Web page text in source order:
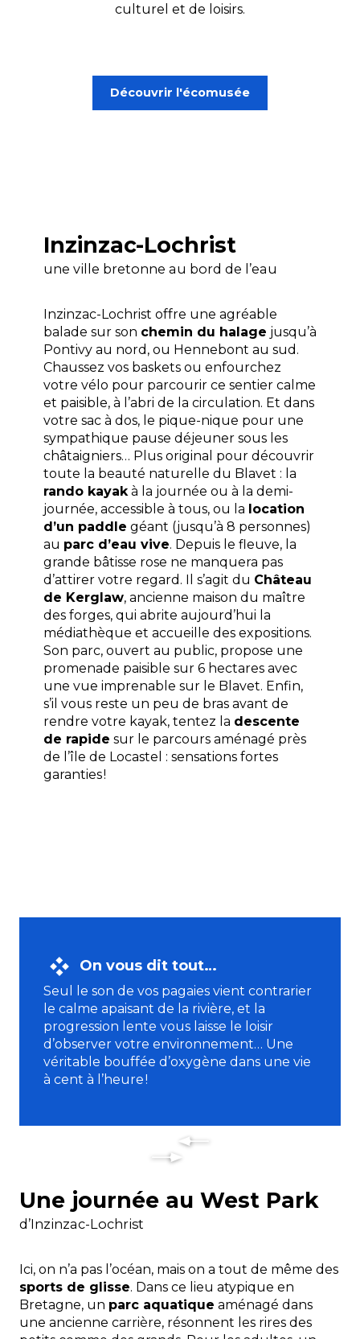
culturel et de loisirs.
Découvrir l'écomusée
Inzinzac-Lochrist
une ville bretonne au bord de l’eau
Inzinzac-Lochrist offre une agréable
balade sur son chemin du halage jusqu’à
Pontivy au nord, ou Hennebont au sud.
Chaussez vos baskets ou enfourchez
votre vélo pour parcourir ce sentier calme
et paisible, à l’abri de la circulation. Et dans
votre sac à dos, le pique-nique pour une
sympathique pause déjeuner sous les
châtaigniers… Plus original pour découvrir
toute la beauté naturelle du Blavet : la
rando kayak à la journée ou à la demi-
journée, accessible à tous, ou la location
d’un paddle géant (jusqu’à 8 personnes)
au parc d’eau vive. Depuis le fleuve, la
grande bâtisse rose ne manquera pas
d’attirer votre regard. Il s’agit du Château
de Kerglaw, ancienne maison du maître
des forges, qui abrite aujourd’hui la
médiathèque et accueille des expositions.
Son parc, ouvert au public, propose une
promenade paisible sur 6 hectares avec
une vue imprenable sur le Blavet. Enfin,
s’il vous reste un peu de bras avant de
rendre votre kayak, tentez la descente
de rapide sur le parcours aménagé près
de l’île de Locastel : sensations fortes
garanties !
On vous dit tout…
Seul le son de vos pagaies vient contrarier
le calme apaisant de la rivière, et la
progression lente vous laisse le loisir
d’observer votre environnement… Une
véritable bouffée d’oxygène dans une vie
à cent à l’heure !
Une journée au West Park
d’Inzinzac-Lochrist
Ici, on n’a pas l’océan, mais on a tout de même des
sports de glisse. Dans ce lieu atypique en
Bretagne, un parc aquatique aménagé dans
une ancienne carrière, résonnent les rires des